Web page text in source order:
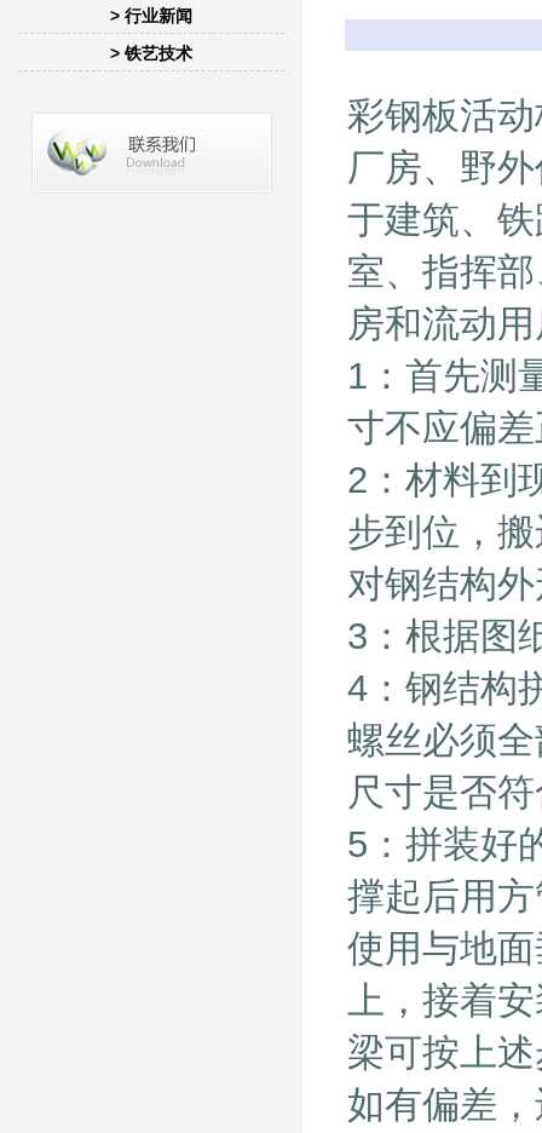
> 行业新闻
> 铁艺技术
彩钢板活
厂房、野
于建筑、
室、指挥
房和流动
1：首先测
寸不应偏
2：材料到
步到位，
对钢结构
3：根据图
4：钢结构
螺丝必须
尺寸是否
5：拼装好
撑起后用
使用与地
上，接着
梁可按上
如有偏差